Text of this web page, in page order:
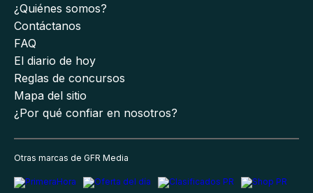
¿Quiénes somos?
Contáctanos
FAQ
El diario de hoy
Reglas de concursos
Mapa del sitio
¿Por qué confiar en nosotros?
Otras marcas de GFR Media